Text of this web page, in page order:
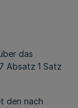
das
Absatz 1 Satz
den nach